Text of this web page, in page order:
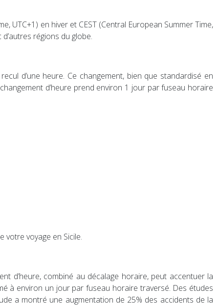
UTC+1) en hiver et CEST (Central European Summer Time,
régions du globe.
d’une heure. Ce changement, bien que standardisé en
d’heure prend environ 1 jour par fuseau horaire
votre voyage en Sicile.
d’heure, combiné au décalage horaire, peut accentuer la
à environ un jour par fuseau horaire traversé. Des études
a montré une augmentation de 25% des accidents de la